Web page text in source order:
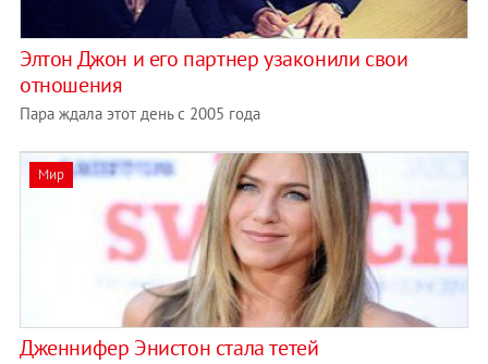
Элтон Джон и его партнер узаконили свои
отношения
Пара ждала этот день с 2005 года
Мир
Дженнифер Энистон стала тетей